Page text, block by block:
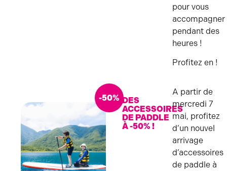
pour vous
accompagner
pendant des
heures !
Profitez en !
-50% DES
ACCESSOIRES
DE PADDLE
À -50% !
A partir de
mercredi 7
mai, profitez
d’un nouvel
arrivage
d’accessoires
de paddle à